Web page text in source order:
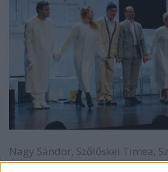
Nagy Sándor, Szőlőskei Timea,
Ádám, Lévay Viktória, Benedek